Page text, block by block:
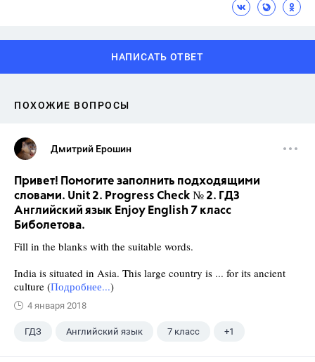
НАПИСАТЬ ОТВЕТ
ПОХОЖИЕ ВОПРОСЫ
Дмитрий Ерошин
Привет! Помогите заполнить подходящими
словами. Unit 2. Progress Check № 2. ГДЗ
Английский язык Enjoy English 7 класс
Биболетова.
Fill in the blanks with the suitable words.
India is situated in Asia. This large country is ... for its ancient
culture (Подробнее...)
4 января 2018
ГДЗ Английский язык 7 класс +1